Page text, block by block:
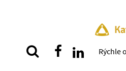
Rýchle